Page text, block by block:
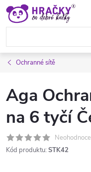
Přejít
obsah
Ochranné sítě
Aga
na 6 tyčí
Kód produktu: STK42